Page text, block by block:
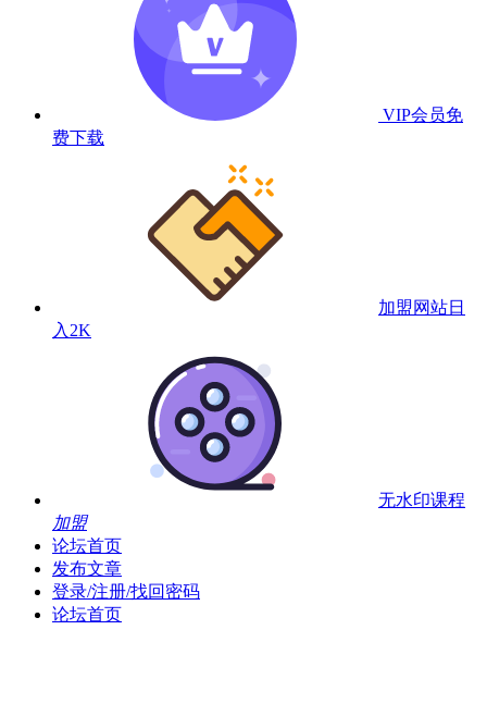
VIP会员免
费下载
加盟网站日
入2K
无水印课程
加盟
论坛首页
发布文章
登录/注册/找回密码
论坛首页